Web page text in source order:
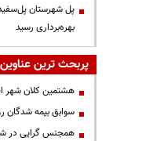
بهره‌برداری رسید
پربحث ترین عناوین
هشتمین کلان
سوابق بیمه شدگان
همجنس گرایی در